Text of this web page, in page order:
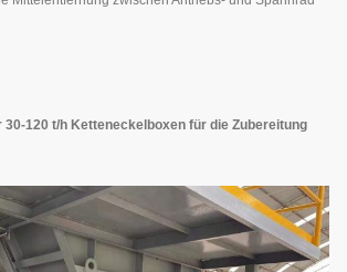
30-120 t/h Ketteneckelboxen für die Zubereitung